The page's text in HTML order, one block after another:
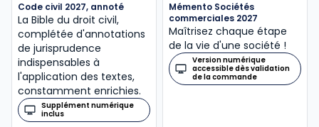
Code civil 2027, annoté
La Bible du droit civil,
complétée d'annotations
de jurisprudence
indispensables à
l'application des textes,
constamment enrichies.
Supplément numérique
inclus
Mémento Sociétés
commerciales 2027
Maîtrisez chaque étape
de la vie d'une société !
Version numérique
accessible dès validation
de la commande